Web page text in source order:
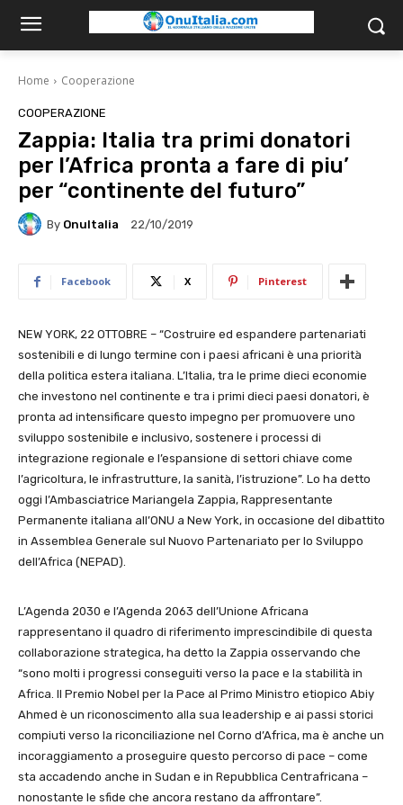
Home Cooperazione
COOPERAZIONE
Zappia: Italia tra primi donatori
per l’Africa pronta a fare di piu’
per “continente del futuro”
By OnuItalia 22/10/2019
Facebook X Pinterest
NEW YORK, 22 OTTOBRE – “Costruire ed espandere partenariati
sostenibili e di lungo termine con i paesi africani è una priorità
della politica estera italiana. L’Italia, tra le prime dieci economie
che investono nel continente e tra i primi dieci paesi donatori, è
pronta ad intensificare questo impegno per promuovere uno
sviluppo sostenibile e inclusivo, sostenere i processi di
integrazione regionale e l’espansione di settori chiave come
l’agricoltura, le infrastrutture, la sanità, l’istruzione”. Lo ha detto
oggi l’Ambasciatrice Mariangela Zappia, Rappresentante
Permanente italiana all’ONU a New York, in occasione del dibattito
in Assemblea Generale sul Nuovo Partenariato per lo Sviluppo
dell’Africa (NEPAD).
L’Agenda 2030 e l’Agenda 2063 dell’Unione Africana
rappresentano il quadro di riferimento imprescindibile di questa
collaborazione strategica, ha detto la Zappia osservando che
“sono molti i progressi conseguiti verso la pace e la stabilità in
Africa. Il Premio Nobel per la Pace al Primo Ministro etiopico Abiy
Ahmed è un riconoscimento alla sua leadership e ai passi storici
compiuti verso la riconciliazione nel Corno d’Africa, ma è anche un
incoraggiamento a proseguire questo percorso di pace – come
sta accadendo anche in Sudan e in Repubblica Centrafricana –
nonostante le sfide che ancora restano da affrontare”.